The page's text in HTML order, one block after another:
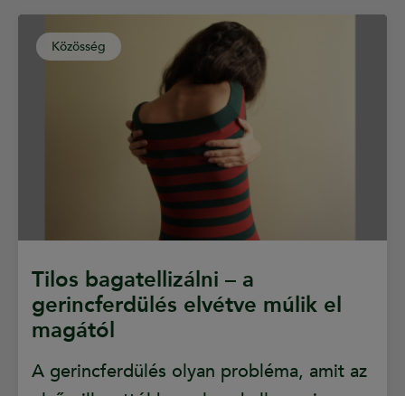
Közösség
Tilos bagatellizálni – a
gerincferdülés elvétve múlik el
magától
A gerincferdülés olyan probléma, amit az